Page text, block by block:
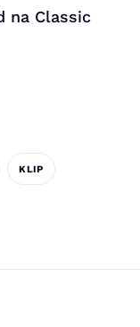
na Classic
KLIP